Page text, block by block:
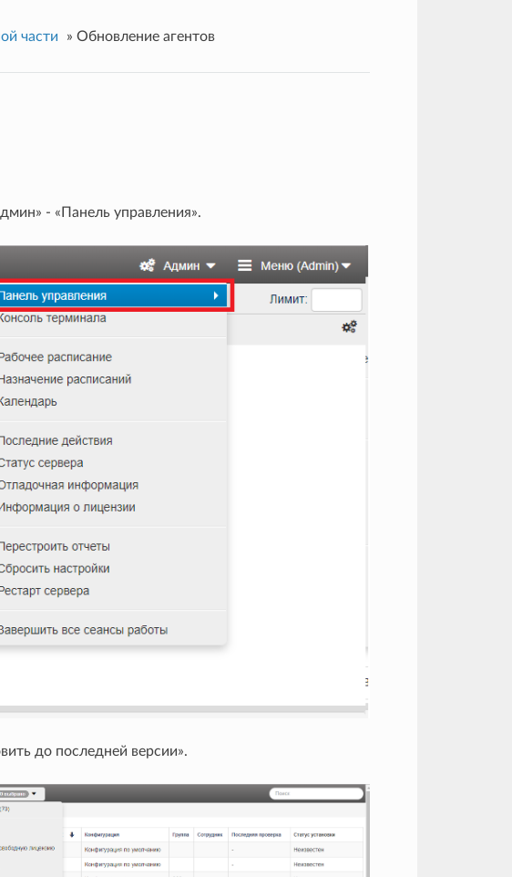
части » Обновление агентов
- «Панель управления».
до последней версии».